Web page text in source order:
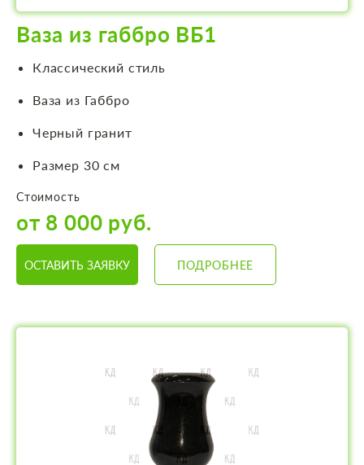
Ваза из габбро ВБ1
Классический стиль
Ваза из Габбро
Черный гранит
Размер 30 см
Стоимость
от 8 000 руб.
ОСТАВИТЬ ЗАЯВКУ ПОДРОБНЕЕ